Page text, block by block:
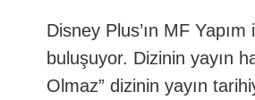
Disney Plus’ın MF
buluşuyor. Dizinin yayın
Olmaz” dizinin yayın